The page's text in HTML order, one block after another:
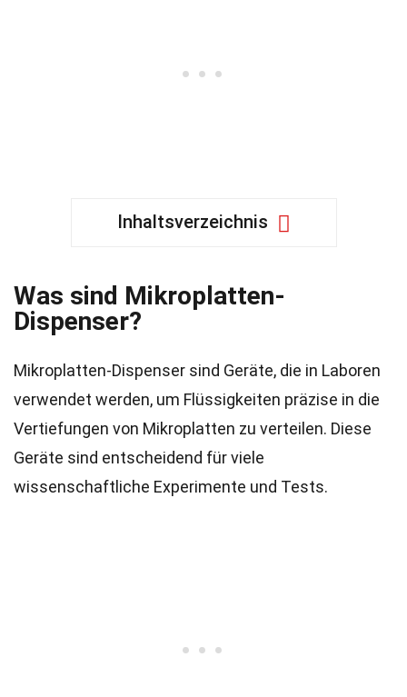
Inhaltsverzeichnis
Was sind Mikroplatten-
Dispenser?
Mikroplatten-Dispenser sind Geräte, die in Laboren
verwendet werden, um Flüssigkeiten präzise in die
Vertiefungen von Mikroplatten zu verteilen. Diese
Geräte sind entscheidend für viele
wissenschaftliche Experimente und Tests.